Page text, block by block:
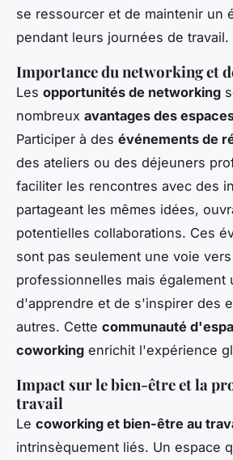
se ressourcer et de maintenir un
pendant leurs journées de travail.
Importance du networking et
Les opportunités de networking
nombreux avantages des
Participer à des événements de
des ateliers ou des déjeuners
faciliter les rencontres avec des
partageant les mêmes idées,
potentielles collaborations. Ces
sont pas seulement une voie
professionnelles mais également
d'apprendre et de s'inspirer des
autres. Cette communauté
coworking enrichit l'expérience
Impact sur le bien-être et la
travail
Le coworking et bien-être au
intrinsèquement liés. Un espace